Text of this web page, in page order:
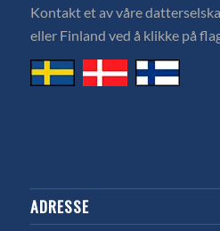
Kontakt et av våre
eller Finland ved å klikke på
ADRESSE